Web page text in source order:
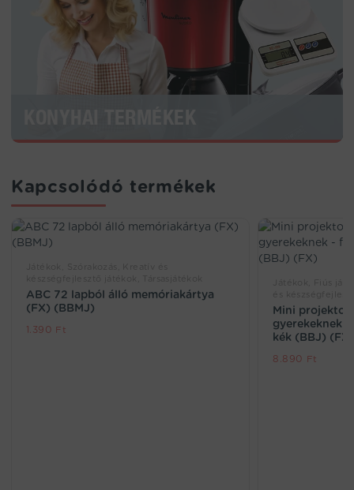
Kapcsolódó termékek
ABC 72 lapból álló memóriakártya
(FX) (BBMJ)
1.390 Ft
Mini
gyerekeknek
kék (BBJ) (FX)
8.890 Ft